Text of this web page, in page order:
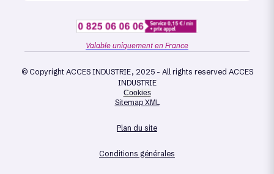
Valable uniquement en France
© Copyright ACCES INDUSTRIE, 2025 - All rights reserved ACCES
INDUSTRIE
Cookies
Sitemap XML
Plan du site
Conditions générales